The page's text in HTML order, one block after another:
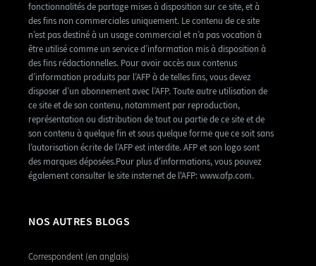
fonctionnalités de partage mises à disposition sur ce site, et à
des fins non commerciales uniquement. Le contenu de ce site
n’est pas destiné à un usage commercial et n’a pas vocation à
être utilisé comme un service d’information mis à disposition à
des fins rédactionnelles. Pour avoir accès aux contenus
d’information produits par l’AFP à de telles fins, vous devez
disposer d’un abonnement avec l’AFP. Toute autre utilisation de
ce site et de son contenu, notamment par reproduction,
représentation ou distribution de tout ou partie de ce site et de
son contenu à quelque fin et sous quelque forme que ce soit sans
l’autorisation écrite de l’AFP est interdite. AFP et son logo sont
des marques déposées.Pour plus d'informations, vous pouvez
également consulter le site insternet de l'AFP: www.afp.com.
NOS AUTRES BLOGS
Correspondent (en anglais)